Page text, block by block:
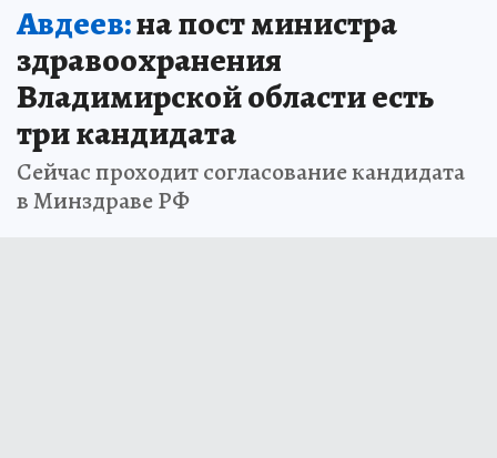
Авдеев:на пост министра
здравоохранения
Владимирской области есть
три кандидата
Сейчас проходит согласование кандидата
в Минздраве РФ